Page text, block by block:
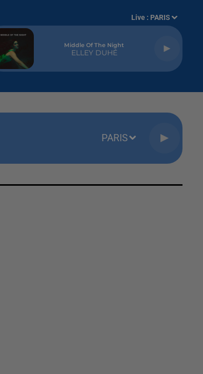
Live : PARIS
Middle Of The Night
ELLEY DUHÉ
PARIS